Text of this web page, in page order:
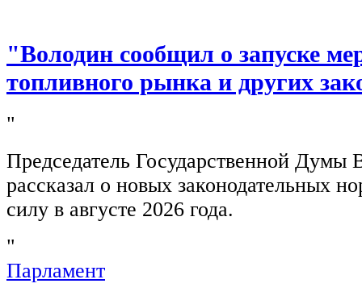
"Володин сообщил о запуске
топливного рынка и других
"
Председатель Государственной Думы
рассказал о новых законодательных
силу в августе 2026 года.
"
Парламент